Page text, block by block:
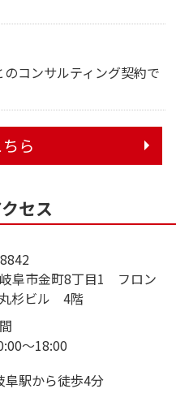
コンサルティング契約で
ら
セス
阜市金町8丁目1 フロン
杉ビル 4階
～18:00
阜駅から徒歩4分